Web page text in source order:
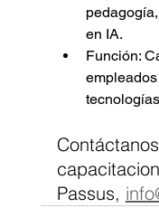
en IA.
Función:
Passus,